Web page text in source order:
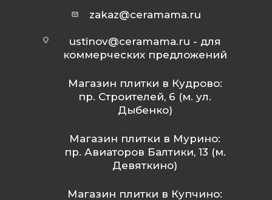
zakaz@ceramama.ru
ustinov@ceramama.ru - для
коммерческих предложений
Магазин плитки в Кудрово:
пр. Строителей, 6 (м. ул.
Дыбенко)
Магазин плитки в Мурино:
пр. Авиаторов Балтики, 13 (м.
Девяткино)
Магазин плитки в Купчино: